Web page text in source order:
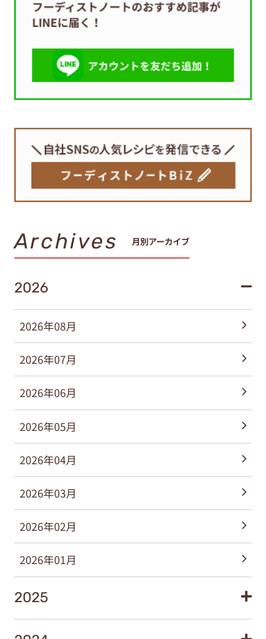
Archives 月別アーカイブ
2026
2026年08月
2026年07月
2026年06月
2026年05月
2026年04月
2026年03月
2026年02月
2026年01月
2025